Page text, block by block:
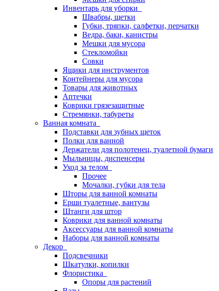
Инвентарь для уборки
Швабры, щетки
Губки, тряпки, салфетки, перчатки
Ведра, баки, канистры
Мешки для мусора
Стекломойки
Совки
Ящики для инструментов
Контейнеры для мусора
Товары для животных
Аптечки
Коврики грязезащитные
Стремянки, табуреты
Ванная комната
Подставки для зубных щеток
Полки для ванной
Держатели для полотенец, туалетной бумаги
Мыльницы, диспенсеры
Уход за телом
Прочее
Мочалки, губки для тела
Шторы для ванной комнаты
Ерши туалетные, вантузы
Штанги для штор
Коврики для ванной комнаты
Аксессуары для ванной комнаты
Наборы для ванной комнаты
Декор
Подсвечники
Шкатулки, копилки
Флористика
Опоры для растений